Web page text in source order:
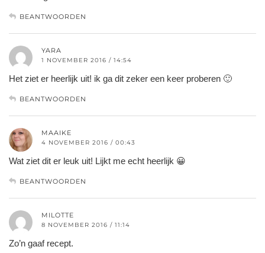
BEANTWOORDEN
YARA
1 NOVEMBER 2016 / 14:54
Het ziet er heerlijk uit! ik ga dit zeker een keer proberen 🙂
BEANTWOORDEN
MAAIKE
4 NOVEMBER 2016 / 00:43
Wat ziet dit er leuk uit! Lijkt me echt heerlijk 😀
BEANTWOORDEN
MILOTTE
8 NOVEMBER 2016 / 11:14
Zo’n gaaf recept.